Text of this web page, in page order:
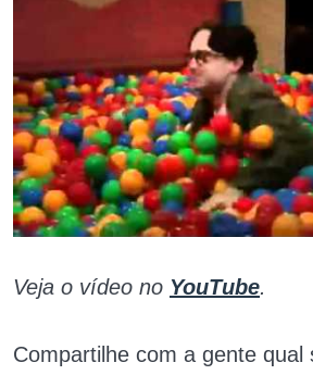
Veja o vídeo no YouTube.
Compartilhe com a gente qual